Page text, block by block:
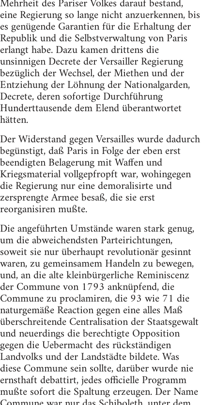
eine Regierung so lange nicht anzuerkennen, bis
es genügende Garantien für die Erhaltung der
Republik und die Selbstverwaltung von Paris
erlangt habe. Dazu kamen drittens die
unsinnigen Decrete der Versailler Regierung
bezüglich der Wechsel, der Miethen und der
Entziehung der Löhnung der Nationalgarden,
Decrete, deren sofortige Durchführung
Hunderttausende dem Elend überantwortet
hätten.
Der Widerstand gegen Versailles wurde dadurch
begünstigt, daß Paris in Folge der eben erst
beendigten Belagerung mit Waffen und
Kriegsmaterial vollgepfropft war, wohingegen
die Regierung nur eine demoralisirte und
zersprengte Armee besaß, die sie erst
reorganisiren mußte.
Die angeführten Umstände waren stark genug,
um die abweichendsten Parteirichtungen,
soweit sie nur überhaupt revolutionär gesinnt
waren, zu gemeinsamem Handeln zu bewegen,
und, an die alte kleinbürgerliche Reminiscenz
der Commune von 1793 anknüpfend, die
Commune zu proclamiren, die 93 wie 71 die
naturgemäße Reaction gegen eine alles Maß
überschreitende Centralisation der Staatsgewalt
und neuerdings die berechtigte Opposition
gegen die Uebermacht des rückständigen
Landvolks und der Landstädte bildete. Was
diese Commune sein sollte, darüber wurde nie
ernsthaft debattirt, jedes officielle Programm
mußte sofort die Spaltung erzeugen. Der Name